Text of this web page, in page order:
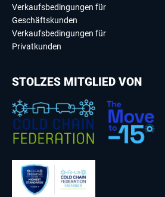
Verkaufsbedingungen für
Geschäftskunden
Verkaufsbedingungen für
Privatkunden
STOLZES MITGLIED VON